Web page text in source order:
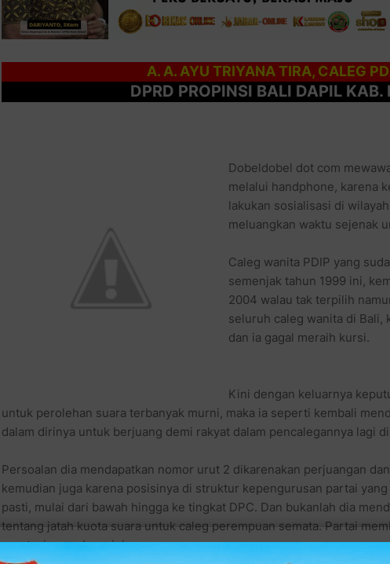
A. A. AYU TRIYANA TIRA, CALEG
DPRD PROPINSI BALI DAPIL KAB.
Dobeldobel dot com
melalui handphone, karena
lakukan sosialisasi di
meluangkan waktu sejenak
Caleg wanita PDIP yang
semenjak tahun 1999 ini,
2004 walau tak terpilih
seluruh caleg wanita di Bali,
dan ia gagal meraih kursi.
Kini dengan keluarnya
untuk perolehan suara terbanyak murni, maka ia seperti kembali
dalam dirinya untuk berjuang demi rakyat dalam pencalegannya lagi
Persoalan dia mendapatkan nomor urut 2 dikarenakan perjuangan
kemudian juga karena posisinya di struktur kepengurusan partai
pasti, mulai dari bawah hingga ke tingkat DPC. Dan bukanlah dia
tentang jatah kuota suara untuk caleg perempuan semata. Partai
prestasinya selama ini.